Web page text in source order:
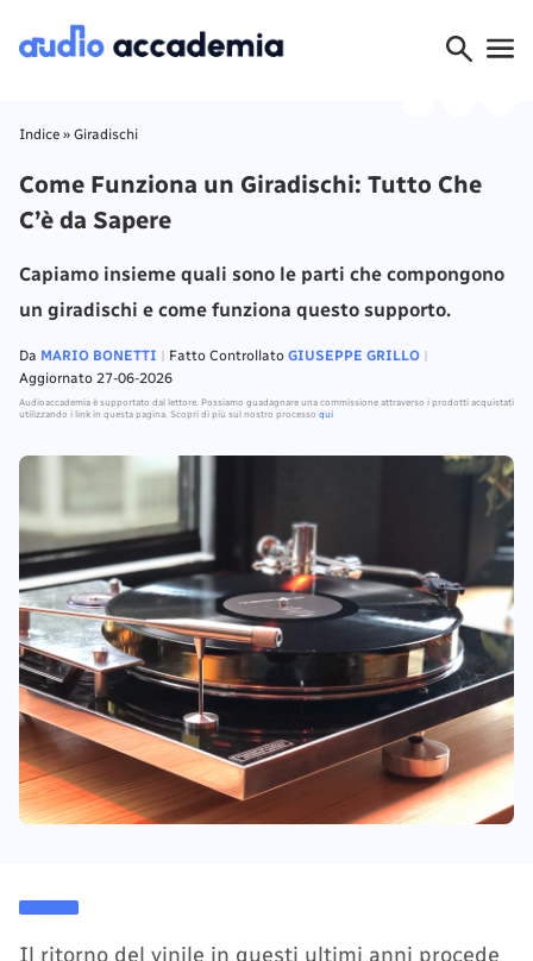
Indice » Giradischi
Come Funziona un Giradischi: Tutto Che
C’è da Sapere
Capiamo insieme quali sono le parti che compongono
un giradischi e come funziona questo supporto.
Da MARIO BONETTI Fatto Controllato GIUSEPPE GRILLO
Aggiornato 27-06-2026
Audioaccademia è supportato dal lettore. Possiamo guadagnare una commissione attraverso i prodotti acquistati
utilizzando i link in questa pagina. Scopri di più sul nostro processo qui
Il ritorno del vinile in questi ultimi anni procede